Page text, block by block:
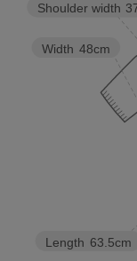
Length 63.5cm
Width 48cm
Shoulder width